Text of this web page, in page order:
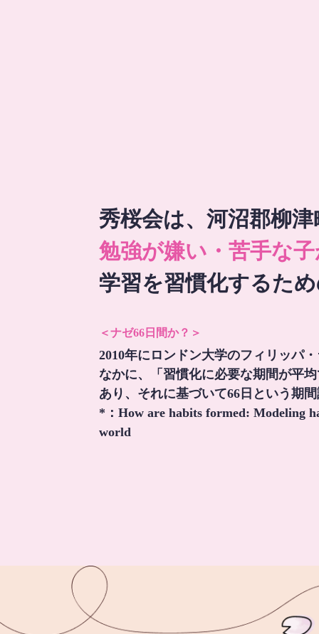
秀桜会は、河沼郡柳津
勉強が嫌い・苦手な
学習を習慣化するた
＜ナゼ66日間か？＞
2010年にロンドン大学のフィリッパ
なかに、「習慣化に必要な期間が平
あり、それに基づいて66日という期
*：How are habits formed: Modeling
world